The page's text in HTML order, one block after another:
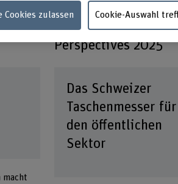
macht
Public Sector
Perspectives 2025
Das Schweizer
Taschenmesser für
den öffentlichen
Sektor
Cookies zulassen Cookie-Auswahl